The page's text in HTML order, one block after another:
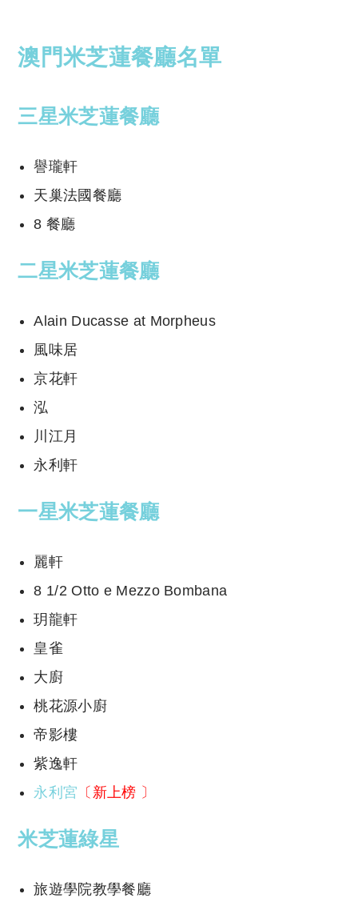
澳門米芝蓮餐廳名單
三星米芝蓮餐廳
譽瓏軒
天巢法國餐廳
8 餐廳
二星米芝蓮餐廳
Alain Ducasse at Morpheus
風味居
京花軒
泓
川江月
永利軒
一星米芝蓮餐廳
麗軒
8 1/2 Otto e Mezzo Bombana
玥龍軒
皇雀
大廚
桃花源小廚
帝影樓
紫逸軒
永利宮 〔新上榜 〕
米芝蓮綠星
旅遊學院教學餐廳